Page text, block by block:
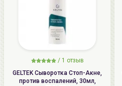
/ 1 отзыв
GELTEK Сыворотка Стоп-Акне,
против воспалений, 30мл,